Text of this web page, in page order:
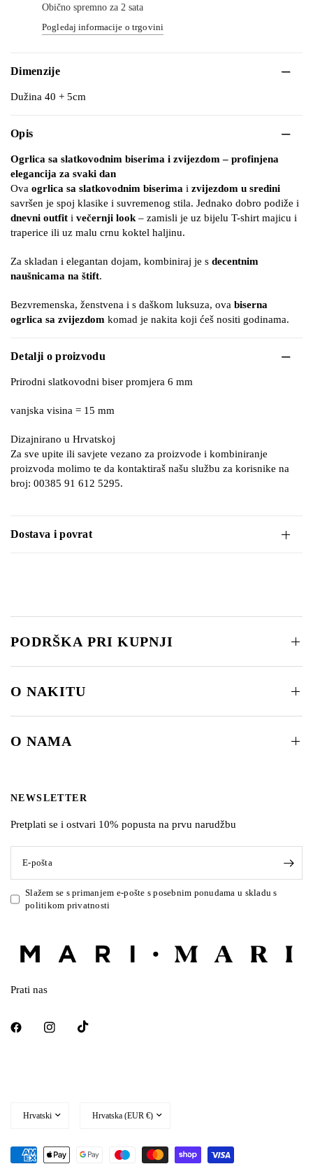
Obično spremno za 2 sata
Pogledaj informacije o trgovini
Dimenzije
Dužina 40 + 5cm
Opis
Ogrlica sa slatkovodnim biserima i zvijezdom – profinjena
elegancija za svaki dan
Ovaogrlica sa slatkovodnim biserima izvijezdom u sredini
savršen je spoj klasike i suvremenog stila. Jednako dobro podiže i
dnevni outfit ivečernji look – zamisli je uz bijelu T-shirt majicu i
traperice ili uz malu crnu koktel haljinu.
Za skladan i elegantan dojam, kombiniraj je sdecentnim
naušnicama na štift.
Bezvremenska, ženstvena i s daškom luksuza, ovabiserna
ogrlica sa zvijezdom komad je nakita koji ćeš nositi godinama.
Detalji o proizvodu
Prirodni slatkovodni biser promjera 6 mm
vanjska visina = 15 mm
Dizajnirano u Hrvatskoj
Za sve upite ili savjete vezano za proizvode i kombiniranje
proizvoda molimo te da kontaktiraš našu službu za korisnike na
broj: 00385 91 612 5295.
Dostava i povrat
PODRŠKA PRI KUPNJI
O NAKITU
O NAMA
NEWSLETTER
Pretplati se i ostvari 10% popusta na prvu narudžbu
E-pošta
Slažem se s primanjem e-pošte s posebnim ponudama u skladu s
politikom privatnosti
Prati nas
državu/regiju
državu/regiju